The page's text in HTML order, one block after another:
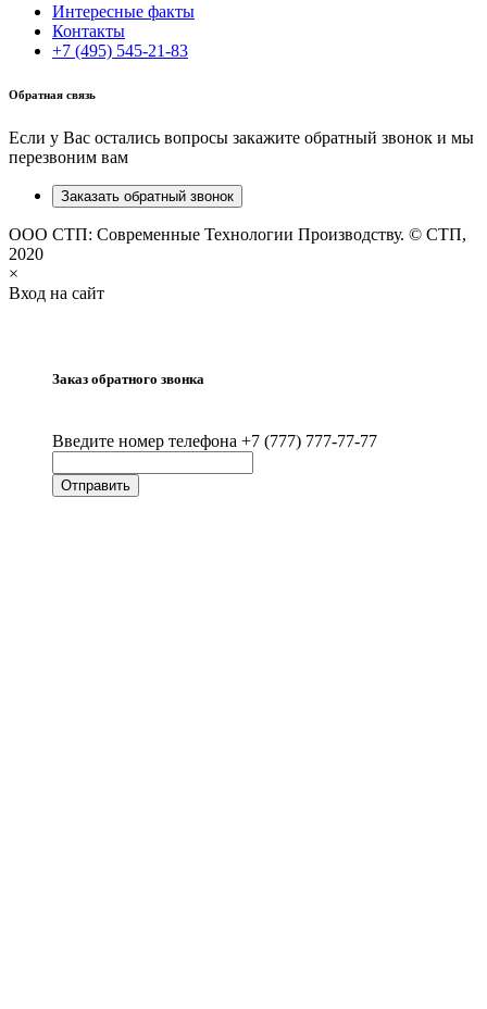
Интересные факты
Контакты
+7 (495) 545-21-83
Обратная связь
Если у Вас остались вопросы закажите обратный звонок и мы
перезвоним вам
Заказать обратный звонок
ООО СТП: Современные Технологии Производству. © СТП,
2020
×
Вход на сайт
Заказ обратного звонка
Введите номер телефона +7 (777) 777-77-77
Отправить